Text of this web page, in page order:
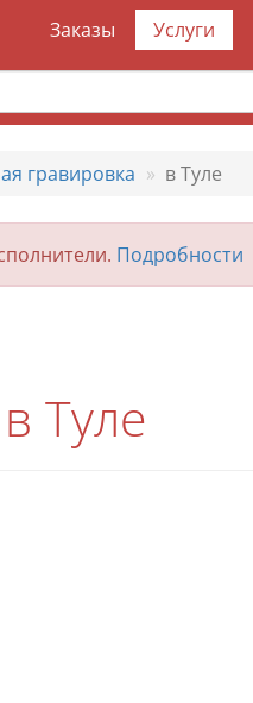
Заказы Услуги
гравировка в Туле
Подробности
Туле